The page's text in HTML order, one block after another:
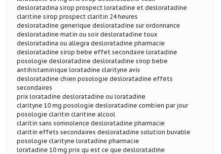
desloratadina sirop prospect loratadine et desloratadine
claritine sirop prospect claritin 24 heures
desloratadine generique desloratadine sur ordonnance
desloratadine matin ou soir desloratadine toux
desloratadina ou allegra desloratadine pharmacie
desloratadine sirop bebe effet secondaire loratadine
posologie desloratadine desloratadine sirop bebe
antihistaminique loratadine clarityne avis
desloratadine chien posologie desloratadine effets
secondaires
prix loratadine desloratadine ou loratadine
clarityne 10 mg posologie desloratadine combien par jour
posologie claritin claritine alcool
claritin sans somnolence desloratadine pharmacie
claritin effets secondaires desloratadine solution buvable
posologie clarityne loratadine pharmacie
loratadine 10 mg prix qu est ce que desloratadine